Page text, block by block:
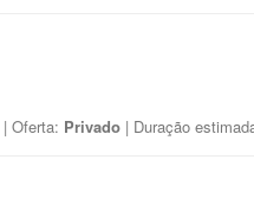
| Oferta: Privado | Duração